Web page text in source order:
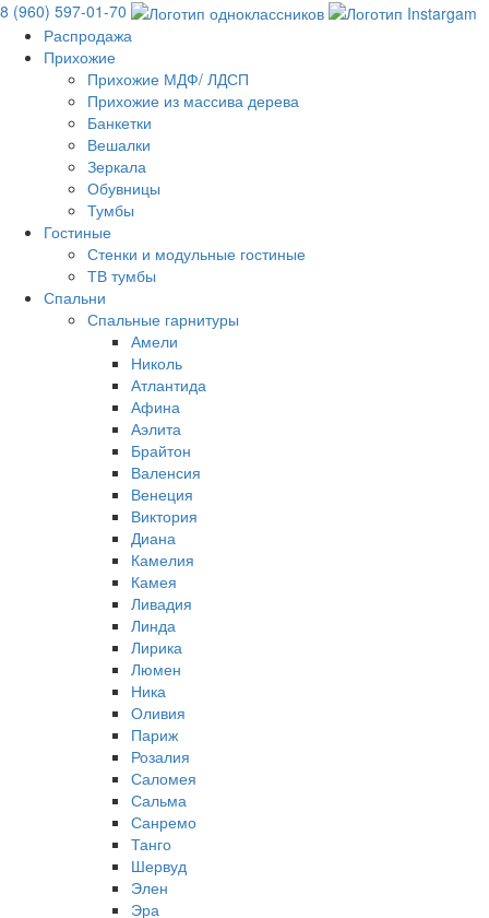
8 (960) 597-01-70
Распродажа
Прихожие
Прихожие МДФ/ ЛДСП
Прихожие из массива дерева
Банкетки
Вешалки
Зеркала
Обувницы
Тумбы
Гостиные
Стенки и модульные гостиные
ТВ тумбы
Спальни
Спальные гарнитуры
Амели
Николь
Атлантида
Афина
Аэлита
Брайтон
Валенсия
Венеция
Виктория
Диана
Камелия
Камея
Ливадия
Линда
Лирика
Люмен
Ника
Оливия
Париж
Розалия
Саломея
Сальма
Санремо
Танго
Шервуд
Элен
Эра